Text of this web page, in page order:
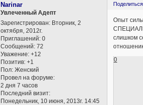
Поделиться
Narinar
Увлеченный Адепт
Зарегистрирован: Вторник, 2
октября, 2012г.
Приглашений: 0
Сообщений: 72
Уважение: +12
Позитив: +1
Пол: Женский
Провел на форуме:
2 дня 7 часов
Последний визит:
Понедельник, 10 июня, 2013г. 14:45
Опыт
слишком
0